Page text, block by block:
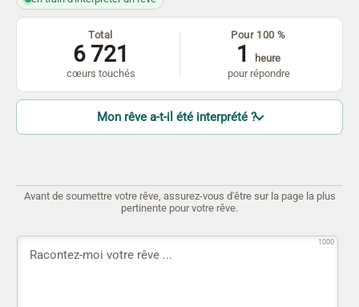
Total
6 721
cœurs touchés
Pour 100 %
1
heure
pour répondre
Mon rêve a-t-il été interprété ?
Avant de soumettre votre rêve, assurez-vous d'être sur la page la plus
pertinente pour votre rêve.
1000